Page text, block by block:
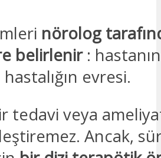
nörolog
belirlenir :
evresi.
tedavi veya
Ancak,